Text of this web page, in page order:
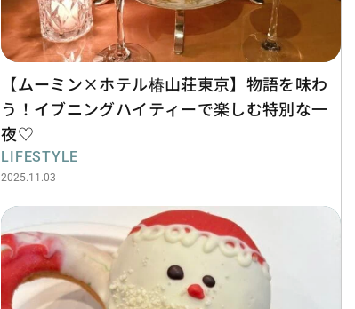
【ムーミン×ホテル椿山荘東京】物語を味わ
う！イブニングハイティーで楽しむ特別な一
夜♡
LIFESTYLE
2025.11.03